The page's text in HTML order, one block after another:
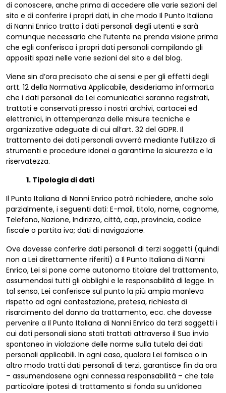
di conoscere, anche prima di accedere alle varie sezioni del
sito e di conferire i propri dati, in che modo Il Punto Italiana
di Nanni Enrico tratta i dati personali degli utenti e sarà
comunque necessario che l’utente ne prenda visione prima
che egli conferisca i propri dati personali compilando gli
appositi spazi nelle varie sezioni del sito e del blog.
Viene sin d’ora precisato che ai sensi e per gli effetti degli
artt. 12 della Normativa Applicabile, desideriamo informarLa
che i dati personali da Lei comunicatici saranno registrati,
trattati e conservati presso i nostri archivi, cartacei ed
elettronici, in ottemperanza delle misure tecniche e
organizzative adeguate di cui all’art. 32 del GDPR. Il
trattamento dei dati personali avverrà mediante l’utilizzo di
strumenti e procedure idonei a garantirne la sicurezza e la
riservatezza.
1. Tipologia di dati
Il Punto Italiana di Nanni Enrico potrà richiedere, anche solo
parzialmente, i seguenti dati: E-mail, titolo, nome, cognome,
Telefono, Nazione, Indirizzo, città, cap, provincia, codice
fiscale o partita iva; dati di navigazione.
Ove dovesse conferire dati personali di terzi soggetti (quindi
non a Lei direttamente riferiti) a Il Punto Italiana di Nanni
Enrico, Lei si pone come autonomo titolare del trattamento,
assumendosi tutti gli obblighi e le responsabilità di legge. In
tal senso, Lei conferisce sul punto la più ampia manleva
rispetto ad ogni contestazione, pretesa, richiesta di
risarcimento del danno da trattamento, ecc. che dovesse
pervenire a Il Punto Italiana di Nanni Enrico da terzi soggetti i
cui dati personali siano stati trattati attraverso il Suo invio
spontaneo in violazione delle norme sulla tutela dei dati
personali applicabili. In ogni caso, qualora Lei fornisca o in
altro modo tratti dati personali di terzi, garantisce fin da ora
– assumendosene ogni connessa responsabilità – che tale
particolare ipotesi di trattamento si fonda su un’idonea